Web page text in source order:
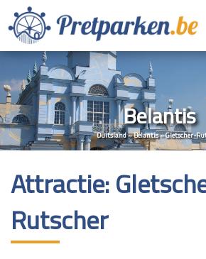
Belantis
Duitsland»Belantis»Gletscher-
Attractie:
Rutscher